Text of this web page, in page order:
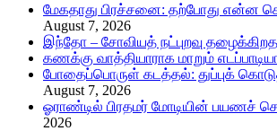
மேகதாது பிரச்சனை: தற்போது என்ன
August 7, 2026
இந்தோ – சோவியத் நட்புறவு
கணக்கு வாத்தியாராக மாறும்
போதைப்பொருள் கடத்தல்: துப்புக்
August 7, 2026
ஓராண்டில் பிரதமர் மோடியின் பயணச்
2026